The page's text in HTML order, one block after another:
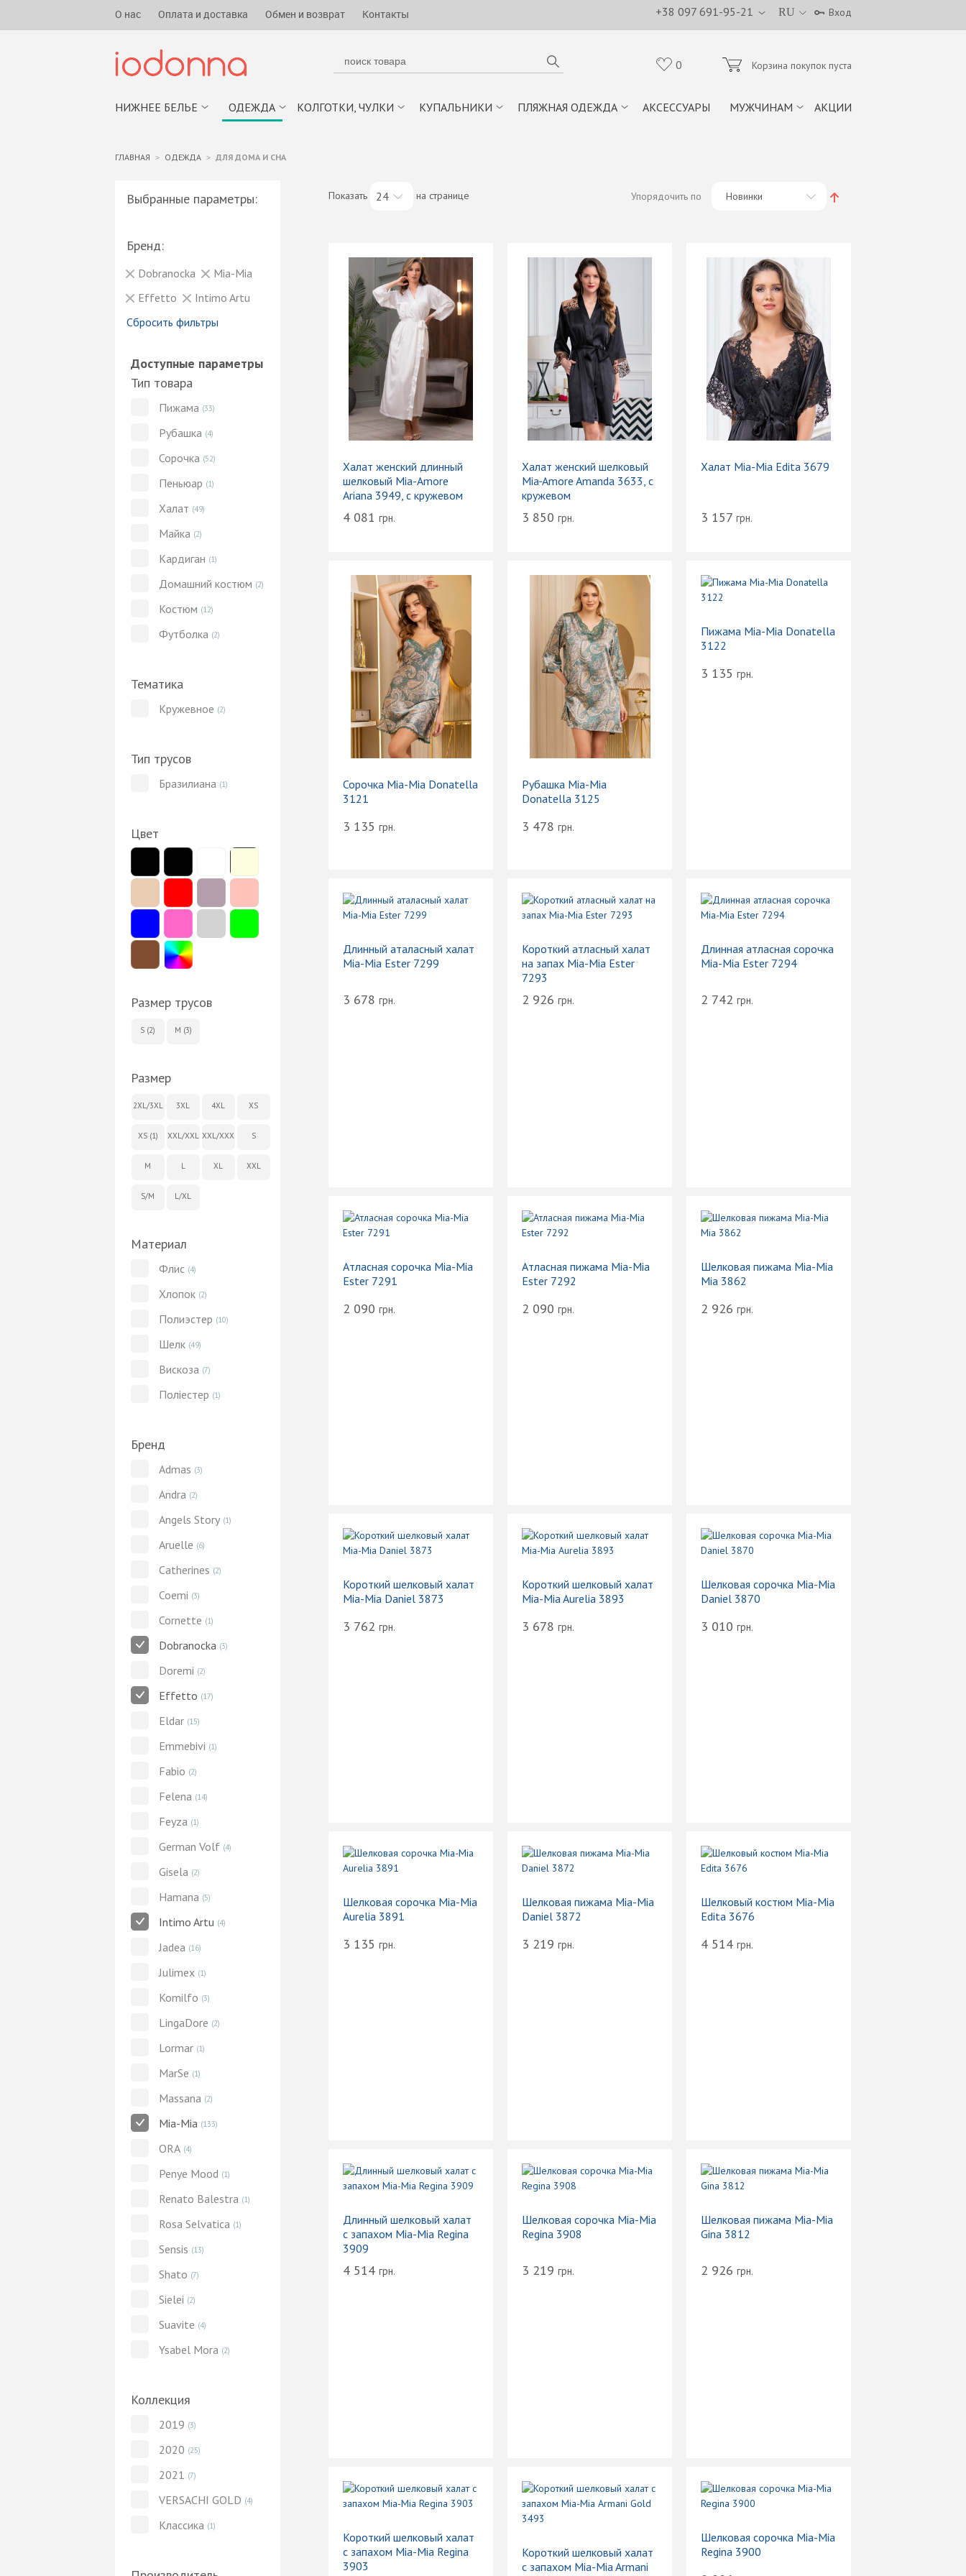
О нас Оплата и доставка Обмен и возврат Контакты RU
+38 097 691-95-21 Вход
0 Корзина покупок пуста
НИЖНЕЕ БЕЛЬЕ ОДЕЖДА КОЛГОТКИ, ЧУЛКИ КУПАЛЬНИКИ ПЛЯЖНАЯ ОДЕЖДА АКСЕССУАРЫ МУЖЧИНАМ АКЦИИ
ГЛАВНАЯ ОДЕЖДА ДЛЯ ДОМА И СНА
Показать 24 на странице Упорядочить по Новинки
Халат женский длинный
шелковый Mia-Amore
Ariana 3949, с кружевом
4 081 грн.
Халат женский шелковый
Mia‑Amore Amanda 3633, с
кружевом
3 850 грн.
Халат Mia-Mia Edita 3679
3 157грн.
Сорочка Mia-Mia Donatella
3121
3 135 грн.
Рубашка Mia-Mia
Donatella 3125
3 478 грн.
Пижама Mia-Mia Donatella
3122
3 135грн.
Длинный аталасный халат
Mia-Mia Ester 7299
3 678 грн.
Короткий атласный халат
на запах Mia-Mia Ester
7293
2 926 грн.
Длинная атласная сорочка
Mia-Mia Ester 7294
2 742грн.
Атласная сорочка Mia-Mia
Ester 7291
2 090 грн.
Атласная пижама Mia-Mia
Ester 7292
2 090 грн.
Шелковая пижама Mia-Mia
Mia 3862
2 926грн.
Короткий шелковый халат
Mia-Mia Daniel 3873
3 762 грн.
Короткий шелковый халат
Mia-Mia Aurelia 3893
3 678 грн.
Шелковая сорочка Mia-Mia
Daniel 3870
3 010грн.
Шелковая сорочка Mia-Mia
Aurelia 3891
3 135 грн.
Шелковая пижама Mia-Mia
Daniel 3872
3 219 грн.
Шелковый костюм Mia-Mia
Edita 3676
4 514грн.
Длинный шелковый халат
с запахом Mia-Mia Regina
3909
4 514 грн.
Шелковая сорочка Mia-Mia
Regina 3908
3 219 грн.
Шелковая пижама Mia-Mia
Gina 3812
2 926грн.
Короткий шелковый халат
с запахом Mia-Mia Regina
3903
Короткий шелковый халат
с запахом Mia-Mia Armani
Шелковая сорочка Mia-Mia
Regina 3900
Выбранные параметры:
Бренд:
Dobranocka
Mia-Mia
Effetto
Intimo Artu
Сбросить фильтры
Доступные параметры
Тип товара
Пижама (33)
Рубашка (4)
Сорочка (52)
Пеньюар (1)
Халат (49)
Майка (2)
Кардиган (1)
Домашний костюм (2)
Костюм (12)
Футболка (2)
Тематика
Кружевное (2)
Тип трусов
Бразилиана (1)
Цвет
Размер трусов
S (2) M (3)
Размер
2XL/3XL 3XL 4XL XS
XS (1) XXL/XXL XXL/XXXL S
M L XL XXL
S/M L/XL
Материал
Флис (4)
Хлопок (2)
Полиэстер (10)
Шелк (49)
Вискоза (7)
Поліестер (1)
Бренд
Admas (3)
Andra (2)
Angels Story (1)
Aruelle (6)
Catherines (2)
Coemi (3)
Cornette (1)
Dobranocka (3)
Doremi (2)
Effetto (17)
Eldar (15)
Emmebivi (1)
Fabio (2)
Felena (14)
Feyza (1)
German Volf (4)
Gisela (2)
Hamana (5)
Intimo Artu (4)
Jadea (16)
Julimex (1)
Komilfo (3)
LingaDore (2)
Lormar (1)
MarSe (1)
Massana (2)
Mia-Mia (133)
ORA (4)
Penye Mood (1)
Renato Balestra (1)
Rosa Selvatica (1)
Sensis (13)
Shato (7)
Sielei (2)
Suavite (4)
Ysabel Mora (2)
Коллекция
2019 (3)
2020 (25)
2021 (7)
VERSACHI GOLD (4)
Классика (1)